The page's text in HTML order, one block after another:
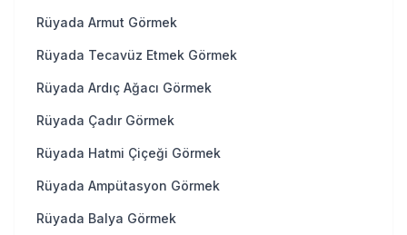
Rüyada Armut Görmek
Rüyada Tecavüz Etmek Görmek
Rüyada Ardıç Ağacı Görmek
Rüyada Çadır Görmek
Rüyada Hatmi Çiçeği Görmek
Rüyada Ampütasyon Görmek
Rüyada Balya Görmek